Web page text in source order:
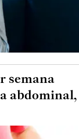
semana
abdominal,